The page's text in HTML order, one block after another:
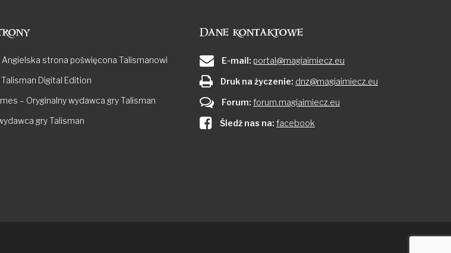
Angielska strona poświęcona Talismanowi
Digital Edition
– Oryginalny wydawca gry Talisman
gry Talisman
Dane kontaktowe
E-mail: portal@magiaimiecz.eu
Druk na życzenie: dnz@magiaimiecz.eu
Forum: forum.magiaimiecz.eu
Śledź nas na: facebook